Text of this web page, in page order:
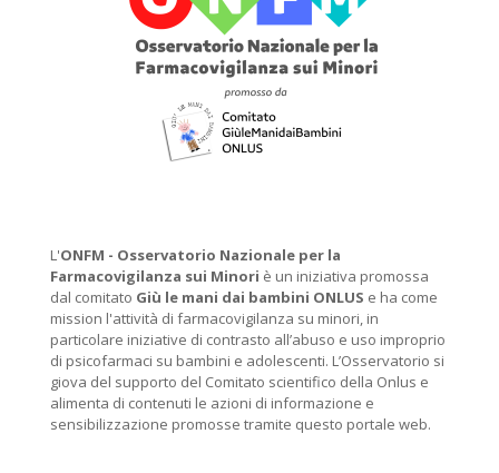
L'ONFM - Osservatorio Nazionale per la
Farmacovigilanza sui Minori è un iniziativa promossa
dal comitato Giù le mani dai bambini ONLUS e ha come
mission l'attività di farmacovigilanza su minori, in
particolare iniziative di contrasto all’abuso e uso improprio
di psicofarmaci su bambini e adolescenti. L’Osservatorio si
giova del supporto del Comitato scientifico della Onlus e
alimenta di contenuti le azioni di informazione e
sensibilizzazione promosse tramite questo portale web.